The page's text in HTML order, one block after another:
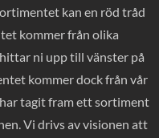
kan en röd tråd
kommer från olika
ni upp till vänster på
kommer dock från vår
tagit fram ett sortiment
Vi drivs av visionen att